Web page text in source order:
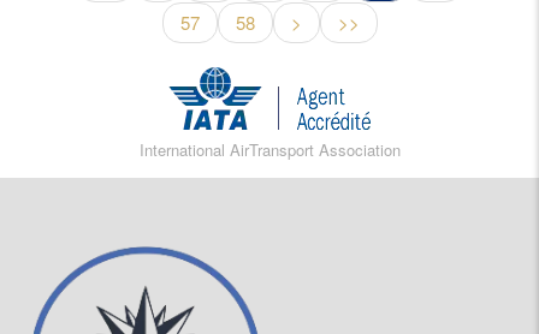
57
58 > >>
International AirTransport Association